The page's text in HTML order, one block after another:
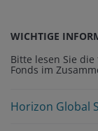
WICHTIGE
Bitte lesen Sie
Fonds im
Horizon Global